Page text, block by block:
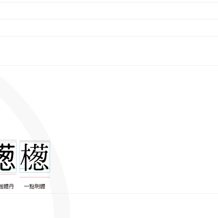
體丹 一點明體